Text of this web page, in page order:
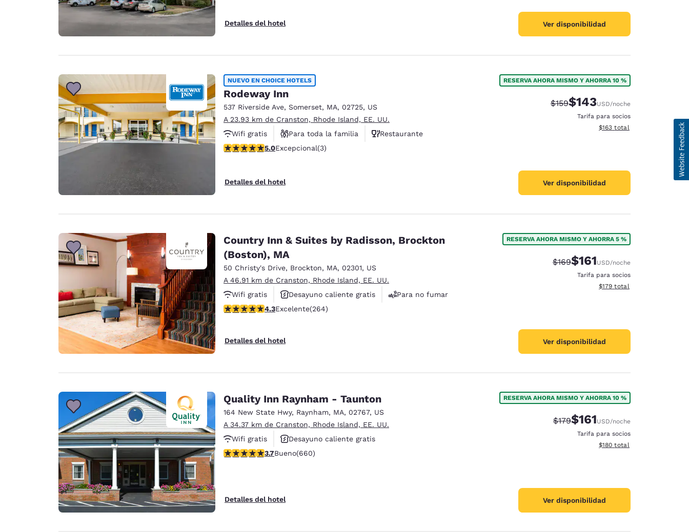
Detalles del hotel Ver disponibilidad
NUEVO EN CHOICE HOTELS
Rodeway Inn
537 Riverside Ave, Somerset, MA, 02725, US
A 23.93 km de Cranston, Rhode Island, EE. UU.
Wifi gratis
Para toda la familia
Restaurante
Calificación de 5 estrellas. Excepcional. 3 reseñas
5.0Excepcional(3)
Detalles del hotel
RESERVA AHORA MISMO Y AHORRA 10 %
Tarifa tachada:
$159Tarifa reducida:
$143USD/noche
Tarifa para socios
Ver detalles totales
$163 total
Ver disponibilidad
Country Inn & Suites by Radisson, Brockton
(Boston), MA
50 Christy's Drive, Brockton, MA, 02301, US
A 46.91 km de Cranston, Rhode Island, EE. UU.
Wifi gratis
Desayuno caliente gratis
Para no fumar
Calificación de 4.28 estrellas. Excelente. 264 reseñas
4.3Excelente(264)
Detalles del hotel
RESERVA AHORA MISMO Y AHORRA 5 %
Tarifa tachada:
$169Tarifa reducida:
$161USD/noche
Tarifa para socios
Ver detalles totales
$179 total
Ver disponibilidad
Quality Inn Raynham - Taunton
164 New State Hwy, Raynham, MA, 02767, US
A 34.37 km de Cranston, Rhode Island, EE. UU.
Wifi gratis
Desayuno caliente gratis
Instalaciones deportivas
Calificación de 3.66 estrellas. Bueno. 660 reseñas
3.7Bueno(660)
Detalles del hotel
RESERVA AHORA MISMO Y AHORRA 10 %
Tarifa tachada:
$179Tarifa reducida:
$161USD/noche
Tarifa para socios
Ver detalles totales
$180 total
Ver disponibilidad